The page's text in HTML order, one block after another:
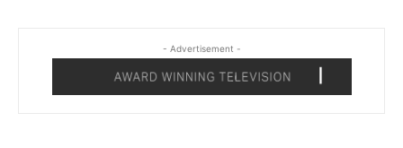
- Advertisement -